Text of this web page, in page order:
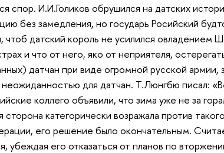
спор. И.И.Голиков обрушился на датских
без замедления, но государь Росийский
чтоб датский король не усилился овладением
и что от него, яко от неприятеля,
датчан при виде огромной русской
для датчан. Т.Люнгбю писал:
коллего объявили, что зима уже не за
категорически возражала против
его решение было окончательным.
убеждая его отказаться от планов по